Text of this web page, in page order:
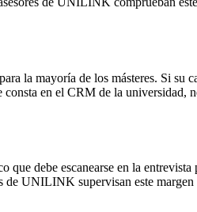
la mayoría de los másteres. Si su
en el CRM de la universidad,
debe escanearse en la entrevista
de UNILINK supervisan este